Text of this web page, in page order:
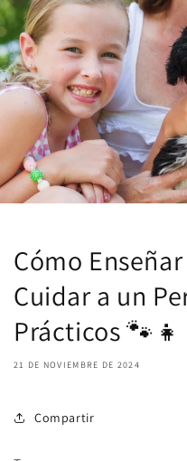
Cómo
Cuidar a un
Prácticos
21 DE NOVIEMBRE DE 2024
Compartir